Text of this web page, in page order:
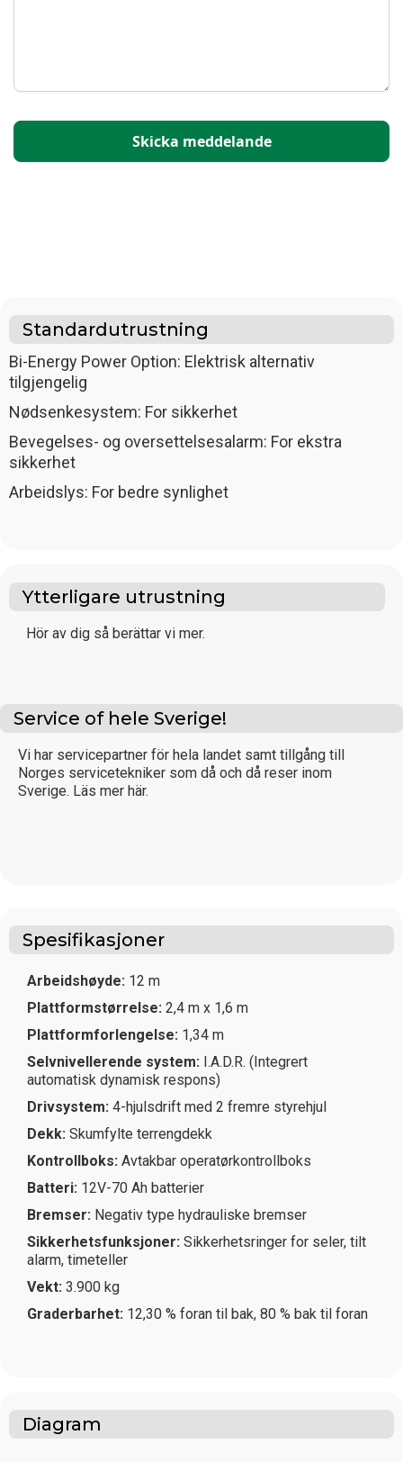
Standardutrustning
Bi-Energy Power Option: Elektrisk alternativ
tilgjengelig
Nødsenkesystem: For sikkerhet
Bevegelses- og oversettelsesalarm: For ekstra
sikkerhet
Arbeidslys: For bedre synlighet
Ytterligare utrustning
Hör av dig så berättar vi mer.
Service of hele Sverige!
Vi har servicepartner för hela landet samt tillgång till
Norges servicetekniker som då och då reser inom
Sverige. Läs mer här.
Spesifikasjoner
Arbeidshøyde: 12 m
Plattformstørrelse: 2,4 m x 1,6 m
Plattformforlengelse: 1,34 m
Selvnivellerende system: I.A.D.R. (Integrert
automatisk dynamisk respons)
Drivsystem: 4-hjulsdrift med 2 fremre styrehjul
Dekk: Skumfylte terrengdekk
Kontrollboks: Avtakbar operatørkontrollboks
Batteri: 12V-70 Ah batterier
Bremser: Negativ type hydrauliske bremser
Sikkerhetsfunksjoner: Sikkerhetsringer for seler, tilt
alarm, timeteller
Vekt: 3.900 kg
Graderbarhet: 12,30 % foran til bak, 80 % bak til foran
Diagram